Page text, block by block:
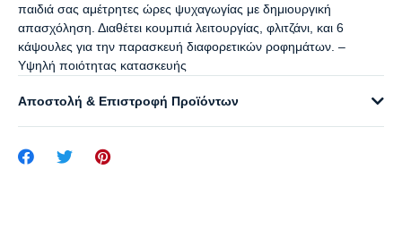
παιδιά σας αμέτρητες ώρες ψυχαγωγίας με δημιουργική
απασχόληση. Διαθέτει κουμπιά λειτουργίας, φλιτζάνι, και 6
κάψουλες για την παρασκευή διαφορετικών ροφημάτων. –
Υψηλή ποιότητας κατασκευής
Αποστολή & Επιστροφή Προϊόντων